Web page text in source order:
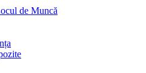
de Muncă